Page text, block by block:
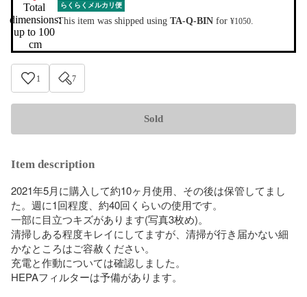
Total
dimensions:
up to 100
cm
らくらくメルカリ便
This item was shipped using TA-Q-BIN for ¥1050.
1 7
Sold
Item description
2021年5月に購入して約10ヶ月使用、その後は保管してまし
た。週に1回程度、約40回くらいの使用です。
一部に目立つキズがあります(写真3枚め)。
清掃しある程度キレイにしてますが、清掃が行き届かない細
かなところはご容赦ください。
充電と作動については確認しました。
HEPAフィルターは予備があります。